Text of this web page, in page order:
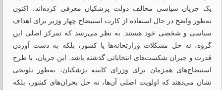
یک جریان سیاسی مخالف دولت پزشکیان معرفی کرده‌اند، اکنون
به‌طور واضح در حال استفاده از کارت استیضاح چهار وزیر برای اهداف
سیاسی و شخصی خود هستند. به نظر می‌رسد که تمرکز اصلی این
گروه، نه حل مشکلات وزارتخانه‌ها یا کشور، بلکه به دست آوردن
قدرت و جبران شکست‌های انتخاباتی گذشته باشد. این جریان، با طرح
استیضاح‌های همزمان برای وزرای کابینه پزشکیان، به‌طور تلویحی
نشان می‌دهند که اولویت اصلی آن‌ها، نه حل بحران‌های کشور، بلکه